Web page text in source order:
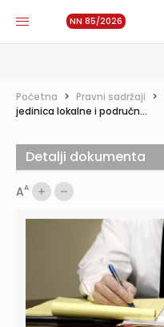
NN 85/2026
Početna > Pravni sadržaji >
jedinica lokalne i područn...
AA
Detalji dokumenta